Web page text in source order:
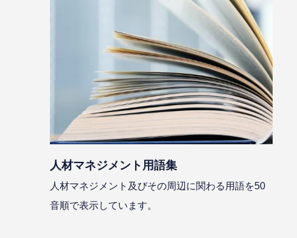
⼈材マネジメント⽤語集
⼈材マネジメント及びその周辺に関わる⽤語を50
⾳順で表⽰しています。